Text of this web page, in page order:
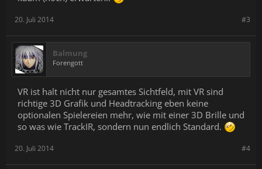
#3
20. Juli 2014
Balmung
Forengott
VR ist halt nicht nur gesamtes Sichtfeld, mit VR sind
richtige 3D Grafik und Headtracking eben keine
optionalen Spielereien mehr, wie mit einer 3D Brille und
so was wie TrackIR, sondern nun endlich Standard.
#4
20. Juli 2014